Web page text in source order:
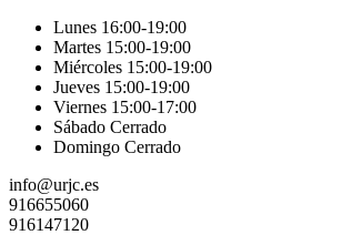
Lunes 16:00-19:00
Martes 15:00-19:00
Miércoles 15:00-19:00
Jueves 15:00-19:00
Viernes 15:00-17:00
Sábado Cerrado
Domingo Cerrado
info@urjc.es
916655060
916147120